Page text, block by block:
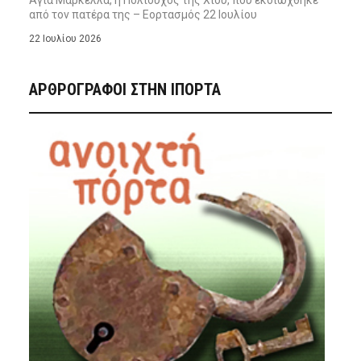
από τον πατέρα της – Εορτασμός 22 Ιουλίου
22 Ιουλίου 2026
ΑΡΘΡΟΓΡΑΦΟΙ ΣΤΗΝ IΠΟΡΤΑ